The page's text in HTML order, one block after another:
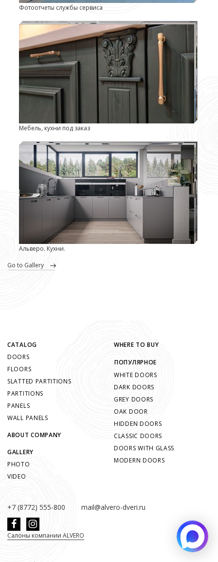
Фотоотчеты службы сервиса
Мебель, кухни под заказ
Альверо. Кухни.
go to Gallery
+7 (8772) 555-800 mail@alvero-dveri.ru
Салоны компании ALVERO
CATALOG
DOORS
FLOORS
SLATTED PARTITIONS
PARTITIONS
PANELS
WALL PANELS
ABOUT COMPANY
GALLERY
PHOTO
VIDEO
WHERE TO BUY
ПОПУЛЯРНОЕ
WHITE DOORS
DARK DOORS
GREY DOORS
OAK DOOR
HIDDEN DOORS
CLASSIC DOORS
DOORS WITH GLASS
MODERN DOORS